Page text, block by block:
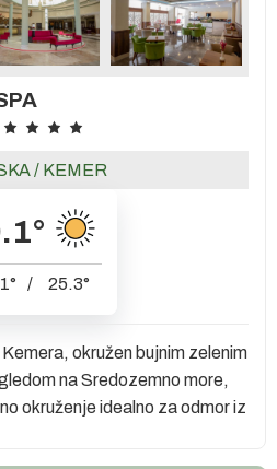
/ KEMER
°
° / 25.3°
okružen bujnim zelenim
na Sredozemno more,
okruženje idealno za odmor iz